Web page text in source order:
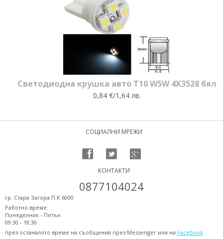
Светодиодна крушка авто T10 W5W 4X3528 бял
0,84 €/1,64 лв.
СОЦИАЛНИ МРЕЖИ
КОНТАКТИ
0877104024
гр. Стара Загора П.К 6000
Работно време:
Понеделник - Петък
09:30 - 18:30
през останалото време на съобщения през Messenger или на Facebook